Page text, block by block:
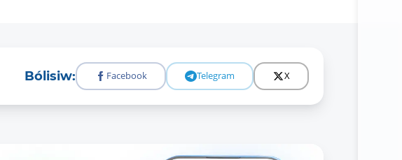
Bólisiw: Facebook Telegram X